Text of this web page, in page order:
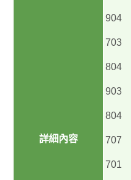
詳細內容
903
804
707
701